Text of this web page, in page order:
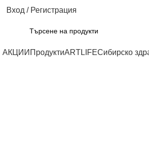
Вход / Регистрация
АКЦИИ ПродуктиARTLIFEСибирско